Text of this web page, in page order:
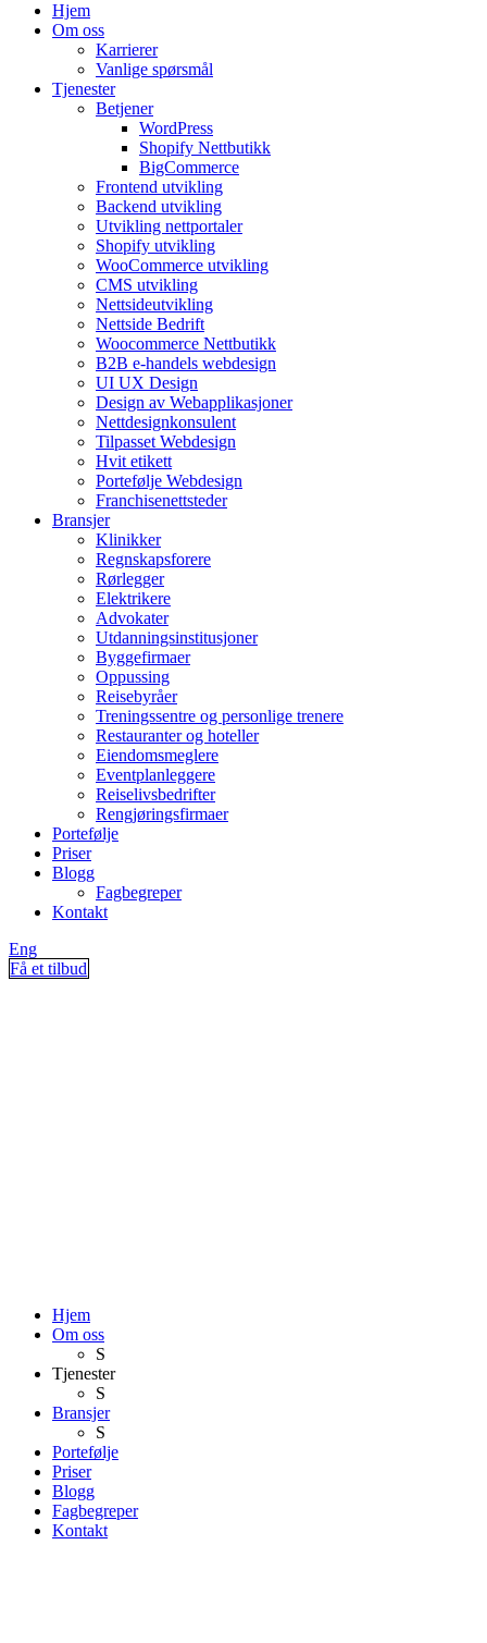
Hjem
Om oss
Karrierer
Vanlige spørsmål
Tjenester
Betjener
WordPress
Shopify Nettbutikk
BigCommerce
Frontend utvikling
Backend utvikling
Utvikling nettportaler
Shopify utvikling
WooCommerce utvikling
CMS utvikling
Nettsideutvikling
Nettside Bedrift
Woocommerce Nettbutikk
B2B e-handels webdesign
UI UX Design
Design av Webapplikasjoner
Nettdesignkonsulent
Tilpasset Webdesign
Hvit etikett
Portefølje Webdesign
Franchisenettsteder
Bransjer
Klinikker
Regnskapsforere
Rørlegger
Elektrikere
Advokater
Utdanningsinstitusjoner
Byggefirmaer
Oppussing
Reisebyråer
Treningssentre og personlige trenere
Restauranter og hoteller
Eiendomsmeglere
Eventplanleggere
Reiselivsbedrifter
Rengjøringsfirmaer
Portefølje
Priser
Blogg
Fagbegreper
Kontakt
Eng
Få et tilbud
Hjem
Om oss
S
Tjenester
S
Bransjer
S
Portefølje
Priser
Blogg
Fagbegreper
Kontakt